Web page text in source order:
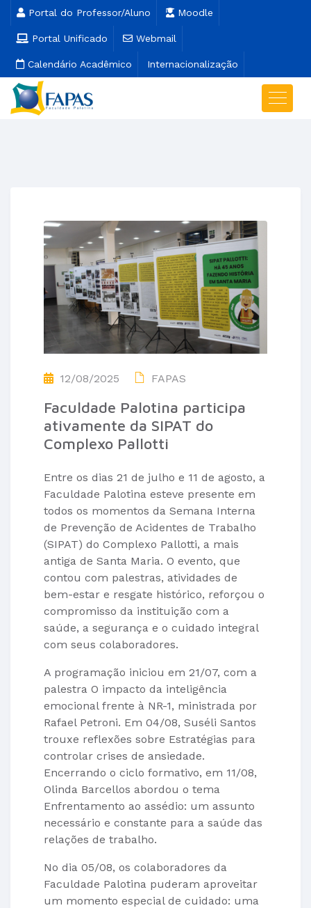
Portal do Professor/Aluno Moodle
Portal Unificado Webmail
Calendário Acadêmico Internacionalização
12/08/2025 FAPAS
Faculdade Palotina participa
ativamente da SIPAT do
Complexo Pallotti
Entre os dias 21 de julho e 11 de agosto, a
Faculdade Palotina esteve presente em
todos os momentos da Semana Interna
de Prevenção de Acidentes de Trabalho
(SIPAT) do Complexo Pallotti, a mais
antiga de Santa Maria. O evento, que
contou com palestras, atividades de
bem-estar e resgate histórico, reforçou o
compromisso da instituição com a
saúde, a segurança e o cuidado integral
com seus colaboradores.
A programação iniciou em 21/07, com a
palestra O impacto da inteligência
emocional frente à NR-1, ministrada por
Rafael Petroni. Em 04/08, Suséli Santos
trouxe reflexões sobre Estratégias para
controlar crises de ansiedade.
Encerrando o ciclo formativo, em 11/08,
Olinda Barcellos abordou o tema
Enfrentamento ao assédio: um assunto
necessário e constante para a saúde das
relações de trabalho.
No dia 05/08, os colaboradores da
Faculdade Palotina puderam aproveitar
um momento especial de cuidado: uma